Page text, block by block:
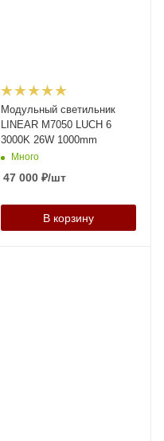
Модульный светильник
LINEAR M7050 LUCH 6
3000K 26W 1000mm
Много
47 000₽/шт
В корзину